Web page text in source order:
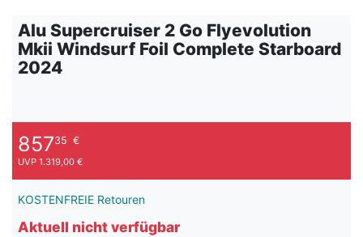
Alu Supercruiser 2 Go Flyevolution
Mkii Windsurf Foil Complete Starboard
2024
85735 €
UVP 1.319,00 €
KOSTENFREIE Retouren
Aktuell nicht verfügbar